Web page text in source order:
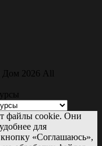
2026 All
файлы cookie. Они
для
«Соглашаюсь»,